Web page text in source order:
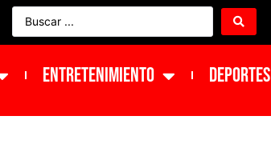
ENTRETENIMIENTO DEPORTES